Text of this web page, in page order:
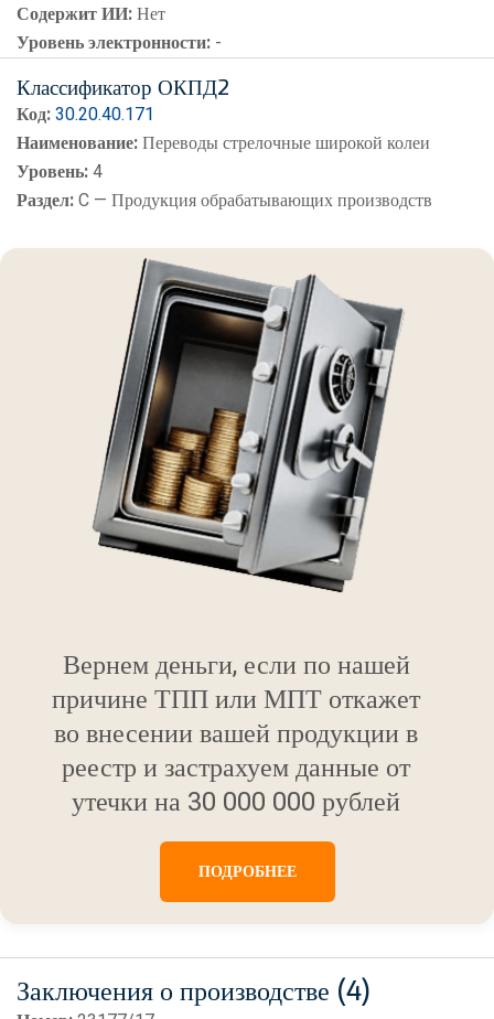
Содержит ИИ:Нет
Уровень электронности: -
Классификатор ОКПД2
Код:30.20.40.171
Наименование:Переводы стрелочные широкой колеи
Уровень:4
Раздел:C — Продукция обрабатывающих производств
Вернем деньги, если по нашей
причине ТПП или МПТ откажет
во внесении вашей продукции в
реестр и застрахуем данные от
утечки на 30 000 000 рублей
ПОДРОБНЕЕ
Заключения о производстве (4)